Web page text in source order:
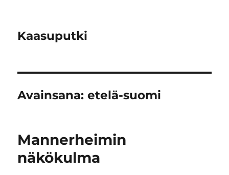
Kaasuputki
Avainsana:etelä-suomi
Mannerheimin
näkökulma